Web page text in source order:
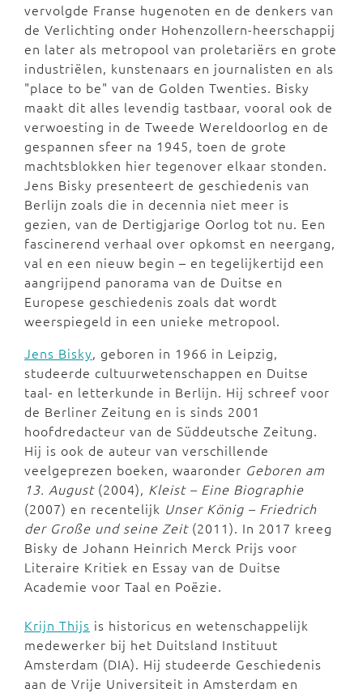
vervolgde Franse hugenoten en de denkers van
de Verlichting onder Hohenzollern-heerschappij
en later als metropool van proletariërs en grote
industriëlen, kunstenaars en journalisten en als
"place to be" van de Golden Twenties. Bisky
maakt dit alles levendig tastbaar, vooral ook de
verwoesting in de Tweede Wereldoorlog en de
gespannen sfeer na 1945, toen de grote
machtsblokken hier tegenover elkaar stonden.
Jens Bisky presenteert de geschiedenis van
Berlijn zoals die in decennia niet meer is
gezien, van de Dertigjarige Oorlog tot nu. Een
fascinerend verhaal over opkomst en neergang,
val en een nieuw begin – en tegelijkertijd een
aangrijpend panorama van de Duitse en
Europese geschiedenis zoals dat wordt
weerspiegeld in een unieke metropool.
Jens Bisky, geboren in 1966 in Leipzig,
studeerde cultuurwetenschappen en Duitse
taal- en letterkunde in Berlijn. Hij schreef voor
de Berliner Zeitung en is sinds 2001
hoofdredacteur van de Süddeutsche Zeitung.
Hij is ook de auteur van verschillende
veelgeprezen boeken, waaronder Geboren am
13. August(2004), Kleist – Eine Biographie
(2007) en recentelijk Unser König – Friedrich
der Große und seine Zeit(2011). In 2017 kreeg
Bisky de Johann Heinrich Merck Prijs voor
Literaire Kritiek en Essay van de Duitse
Academie voor Taal en Poëzie.
Krijn Thijs is historicus en wetenschappelijk
medewerker bij het Duitsland Instituut
Amsterdam (DIA). Hij studeerde Geschiedenis
aan de Vrije Universiteit in Amsterdam en